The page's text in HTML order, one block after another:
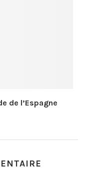
de l’Espagne